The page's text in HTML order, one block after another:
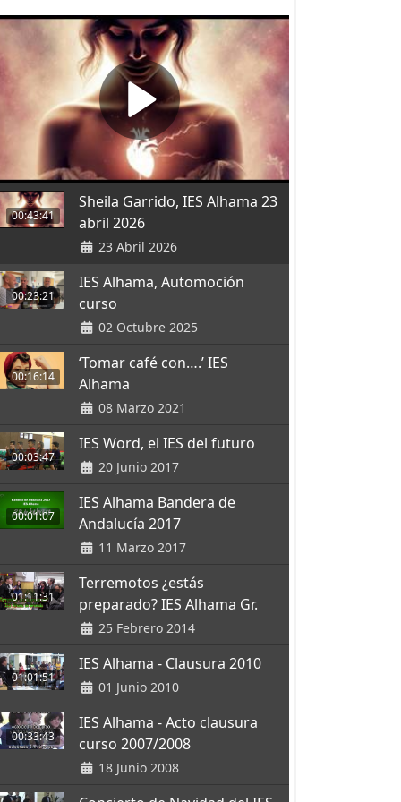
00:43:41
Sheila Garrido, IES Alhama 23
abril 2026
23 Abril 2026
00:23:21
IES Alhama, Automoción
curso
02 Octubre 2025
00:16:14
‘Tomar café con….’ IES
Alhama
08 Marzo 2021
00:03:47
IES Word, el IES del futuro
20 Junio 2017
00:01:07
IES Alhama Bandera de
Andalucía 2017
11 Marzo 2017
01:11:31
Terremotos ¿estás
preparado? IES Alhama Gr.
25 Febrero 2014
01:01:51
IES Alhama - Clausura 2010
01 Junio 2010
00:33:43
IES Alhama - Acto clausura
curso 2007/2008
18 Junio 2008